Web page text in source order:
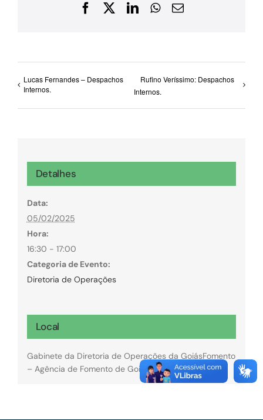
Facebook
X LinkedInWhatsApp
E-
Lucas Fernandes – Despachos
Internos.
Rufino Veríssimo: Despachos
Internos.
Detalhes
Data:
05/02/2025
Hora:
16:30 - 17:00
Categoria de Evento:
Diretoria de Operações
Local
Gabinete da Diretoria de Operações da GoiásFomento
– Agência de Fomento de Goiás.